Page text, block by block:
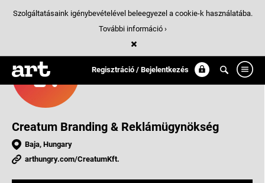
Regisztráció / Bejelentkezés
Creatum Branding & Reklámügynökség
Baja, Hungary
arthungry.com/CreatumKft.
Szolgáltatásaink igénybevételével beleegyezel a cookie-k használatába.
További információ ›